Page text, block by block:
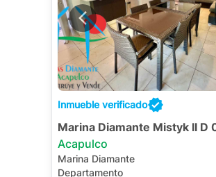
Inmueble verificado
Marina Diamante Mistyk II D
Acapulco
Marina Diamante
Departamento